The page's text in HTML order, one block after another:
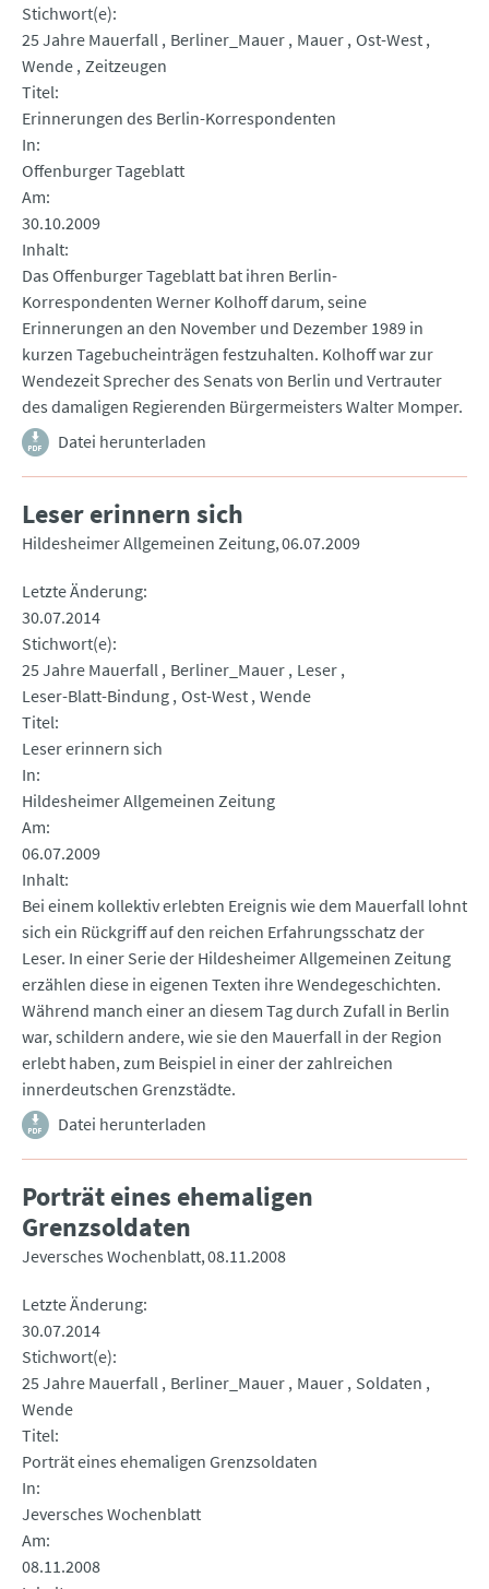
Stichwort(e)
25 Jahre Mauerfall Berliner_Mauer Mauer Ost-West
Wende Zeitzeugen
Titel
Erinnerungen des Berlin-Korrespondenten
In
Offenburger Tageblatt
Am
30.10.2009
Inhalt
Das Offenburger Tageblatt bat ihren Berlin-
Korrespondenten Werner Kolhoff darum, seine
Erinnerungen an den November und Dezember 1989 in
kurzen Tagebucheinträgen festzuhalten. Kolhoff war zur
Wendezeit Sprecher des Senats von Berlin und Vertrauter
des damaligen Regierenden Bürgermeisters Walter Momper.
Datei herunterladen
Leser erinnern sich
Hildesheimer Allgemeinen Zeitung 06.07.2009
Letzte Änderung
30.07.2014
Stichwort(e)
25 Jahre Mauerfall Berliner_Mauer Leser
Leser-Blatt-Bindung Ost-West Wende
Titel
Leser erinnern sich
In
Hildesheimer Allgemeinen Zeitung
Am
06.07.2009
Inhalt
Bei einem kollektiv erlebten Ereignis wie dem Mauerfall lohnt
sich ein Rückgriff auf den reichen Erfahrungsschatz der
Leser. In einer Serie der Hildesheimer Allgemeinen Zeitung
erzählen diese in eigenen Texten ihre Wendegeschichten.
Während manch einer an diesem Tag durch Zufall in Berlin
war, schildern andere, wie sie den Mauerfall in der Region
erlebt haben, zum Beispiel in einer der zahlreichen
innerdeutschen Grenzstädte.
Datei herunterladen
Porträt eines ehemaligen
Grenzsoldaten
Jeversches Wochenblatt 08.11.2008
Letzte Änderung
30.07.2014
Stichwort(e)
25 Jahre Mauerfall Berliner_Mauer Mauer Soldaten
Wende
Titel
Porträt eines ehemaligen Grenzsoldaten
In
Jeversches Wochenblatt
Am
08.11.2008